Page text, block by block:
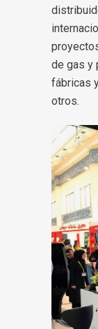
de gas y
fábricas
otros.